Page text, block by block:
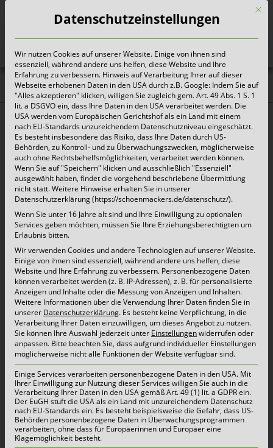
Heute für morgen sorgen
Aktuelles |
Pressemitteilungen
Wertstoffhof Niederkrüchten nimmt jetzt
auch kommunale Abfälle an!
31. März 2022 |Aktuelles
Kempen/Niederkrüchten, 31. März 2022 – Ab
dem 01.04.2022 nehmen wir auf unserem
Wertstoffhof in Niederkrüchten auch kommnale
Abfälle an. Altpapier, Altkleider sowie Elektro- und
Elektroinkaltgeräte in haushaltsüblichen Mengen
können Bürgerinnen und Bürger des Kreises
Viersen kostenlos abgeben. Gegen eine geringe
Pau­schale von 10 € werden aus Haushalten bis
zu 1 cbm Grünschnitt, Sperrmüll und Sperrgut
[…]
mehr lesen...
Mit
Datenschutzeinstellungen
Wir nutzen Cookies auf unserer Website. Einige von ihnen sind
essenziell, während andere uns helfen, diese Website und Ihre
Erfahrung zu verbessern. Hinweis auf Verarbeitung Ihrer auf dieser
Webseite erhobenen Daten in den USA durch z.B. Google: Indem Sie auf
"Alles akzeptieren" klicken, willigen Sie zugleich gem. Art. 49 Abs. 1 S. 1
lit. a DSGVO ein, dass Ihre Daten in den USA verarbeitet werden. Die
USA werden vom Europäischen Gerichtshof als ein Land mit einem
nach EU-Standards unzureichendem Datenschutzniveau eingeschätzt.
Es besteht insbesondere das Risiko, dass Ihre Daten durch US-
Behörden, zu Kontroll- und zu Überwachungszwecken, möglicherweise
auch ohne Rechtsbehelfsmöglichkeiten, verarbeitet werden können.
Wenn Sie auf "Speichern" klicken und ausschließlich "Essenziell"
ausgewählt haben, findet die vorgehend beschriebene Übermittlung
nicht statt. Weitere Hinweise erhalten Sie in unserer
Datenschutzerklärung (https://schoenmackers.de/datenschutz/).
Wenn Sie unter 16 Jahre alt sind und Ihre Einwilligung zu optionalen
Services geben möchten, müssen Sie Ihre Erziehungsberechtigten um
Erlaubnis bitten.
Wir verwenden Cookies und andere Technologien auf unserer Website.
Einige von ihnen sind essenziell, während andere uns helfen, diese
Website und Ihre Erfahrung zu verbessern. Personenbezogene Daten
können verarbeitet werden (z. B. IP-Adressen), z. B. für personalisierte
Anzeigen und Inhalte oder die Messung von Anzeigen und Inhalten.
Weitere Informationen über die Verwendung Ihrer Daten finden Sie in
unserer Datenschutzerklärung. Es besteht keine Verpflichtung, in die
Verarbeitung Ihrer Daten einzuwilligen, um dieses Angebot zu nutzen.
Sie können Ihre Auswahl jederzeit unter Einstellungenwiderrufen oder
anpassen. Bitte beachten Sie, dass aufgrund individueller Einstellungen
möglicherweise nicht alle Funktionen der Website verfügbar sind.
Einige Services verarbeiten personenbezogene Daten in den USA. Mit
Ihrer Einwilligung zur Nutzung dieser Services willigen Sie auch in die
Verarbeitung Ihrer Daten in den USA gemäß Art. 49 (1) lit. a GDPR ein.
Der EuGH stuft die USA als ein Land mit unzureichendem Datenschutz
nach EU-Standards ein. Es besteht beispielsweise die Gefahr, dass US-
Behörden personenbezogene Daten in Überwachungsprogrammen
verarbeiten, ohne dass für Europäerinnen und Europäer eine
Klagemöglichkeit besteht.